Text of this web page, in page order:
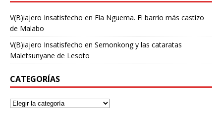
V(B)iajero Insatisfecho en Ela Nguema. El barrio más castizo
de Malabo
V(B)iajero Insatisfecho en Semonkong y las cataratas
Maletsunyane de Lesoto
CATEGORÍAS